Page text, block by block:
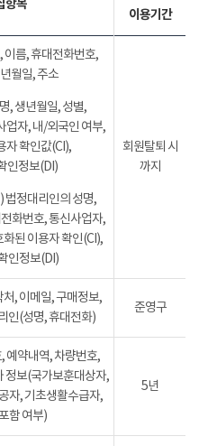
항목
이용기간
이름, 휴대전화번호,
월일, 주소
, 생년월일, 성별,
업자, 내/외국인 여부,
자 확인값(CI),
인정보(DI)
법정대리인의 성명,
화번호, 통신사업자,
된 이용자 확인(CI),
인정보(DI)
회원탈퇴 시
까지
, 이메일, 구매정보,
인(성명, 휴대전화)
준영구
예약내역, 차량번호,
정보(국가보훈대상자,
자, 기초생활수급자,
함 여부)
5년